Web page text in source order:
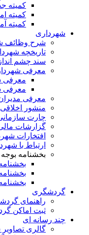
کمیته
کمیته
کمیته
شهرداری
شرح وظائف
تاریخچه
سند چشم
معرفی
معرفی
معرفی
معرفی
منشور
چارت
گزارشات
افتخارات
ارتباط با
بخشنامه
بخشنامه بوجه
بخشنامه بوجه
بخشنامه بوجه
گردشگری
راهنمای
ثبت اماکن
چند رسانه ای
گالری تصاویر